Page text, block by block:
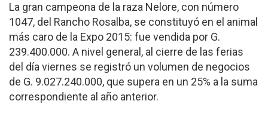
La gran campeona de la raza Nelore, con número
1047, del Rancho Rosalba, se constituyó en el animal
más caro de la Expo 2015: fue vendida por G.
239.400.000. A nivel general, al cierre de las ferias
del día viernes se registró un volumen de negocios
de G. 9.027.240.000, que supera en un 25% a la suma
correspondiente al año anterior.